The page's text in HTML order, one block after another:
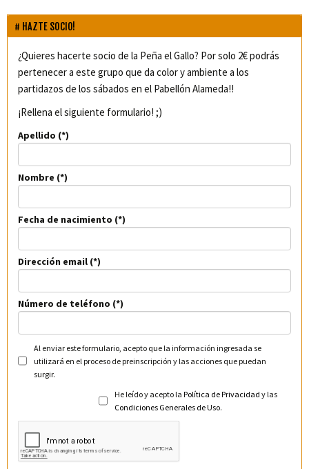
HAZTE SOCIO!
¿Quieres hacerte socio de la Peña el Gallo? Por solo 2€ podrás
pertenecer a este grupo que da color y ambiente a los
partidazos de los sábados en el Pabellón Alameda!!
¡Rellena el siguiente formulario! ;)
Apellido
Nombre
Fecha de nacimiento
Dirección email
Número de teléfono
Al enviar este formulario, acepto que la información ingresada se
utilizará en el proceso de preinscripción y las acciones que puedan
surgir.
He leído y acepto la Política de Privacidad y las
Condiciones Generales de Uso.